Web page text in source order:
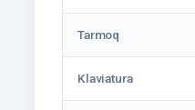
Tarmoq
Klaviatura